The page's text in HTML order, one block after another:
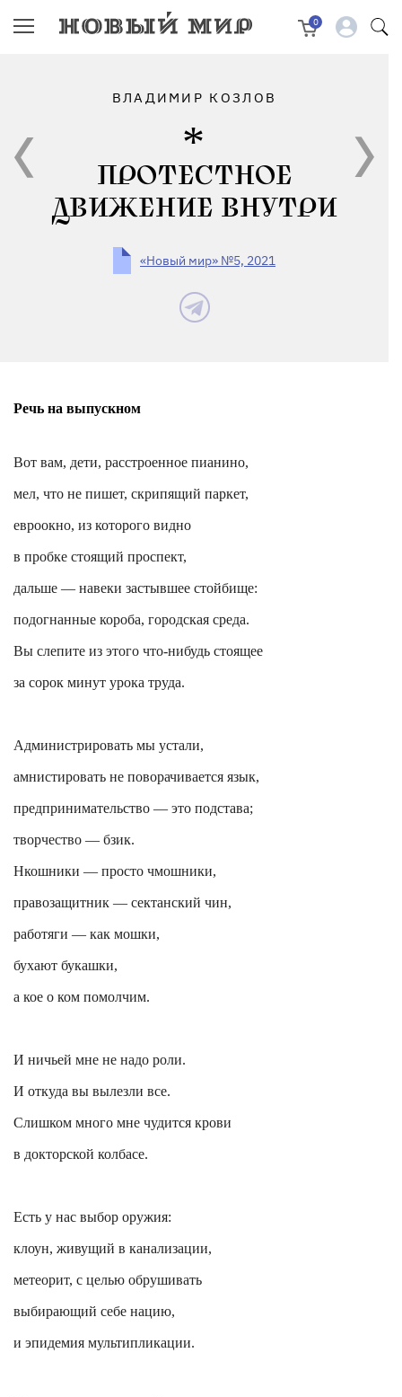
0
ВЛАДИМИР КОЗЛОВ
ПРОТЕСТНОЕ
ДВИЖЕНИЕ ВНУТРИ
«Новый мир» №5, 2021
Речь на выпускном
Вот вам, дети, расстроенное пианино,
мел, что не пишет, скрипящий паркет,
евроокно, из которого видно
в пробке стоящий проспект,
дальше — навеки застывшее стойбище:
подогнанные короба, городская среда.
Вы слепите из этого что-нибудь стоящее
за сорок минут урока труда.
Администрировать мы устали,
амнистировать не поворачивается язык,
предпринимательство — это подстава;
творчество — бзик.
Нкошники — просто чмошники,
правозащитник — сектанский чин,
работяги — как мошки,
бухают букашки,
а кое о ком помолчим.
И ничьей мне не надо роли.
И откуда вы вылезли все.
Слишком много мне чудится крови
в докторской колбасе.
Есть у нас выбор оружия:
клоун, живущий в канализации,
метеорит, с целью обрушивать
выбирающий себе нацию,
и эпидемия мультипликации.